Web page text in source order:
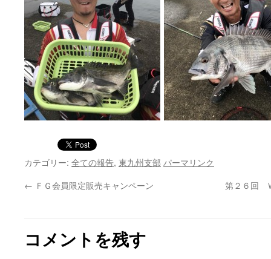
カテゴリー: 全ての報告, 東九州支部 パーマリンク
← ＦＧ会員限定販売キャンペーン 第２６回
コメントを残す